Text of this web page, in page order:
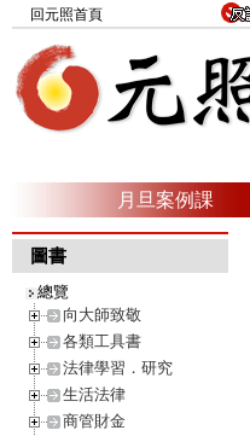
回元照首頁
月旦案例課
圖書
總覽
向大師致敬
各類工具書
法律學習．研究
生活法律
商管財金